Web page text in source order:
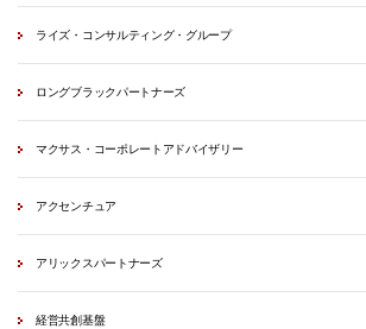
ライズ・コンサルティング・グループ
ロングブラックパートナーズ
マクサス・コーポレートアドバイザリー
アクセンチュア
アリックスパートナーズ
経営共創基盤